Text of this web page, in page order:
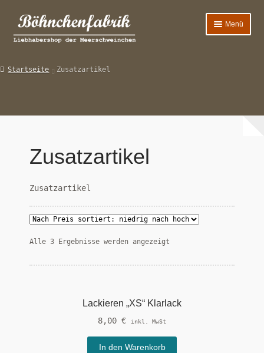
Zur
springen
Zum
springen
Menü
2-Bein
Hilfe & FAQ’s
Startseite Zusatzartikel
Zusatzartikel
Zusatzartikel
Alle 3 Ergebnisse werden angezeigtNach
sortiert:
Lackieren „XS“ Klarlack
8,00 € inkl. MwSt
In den Warenkorb